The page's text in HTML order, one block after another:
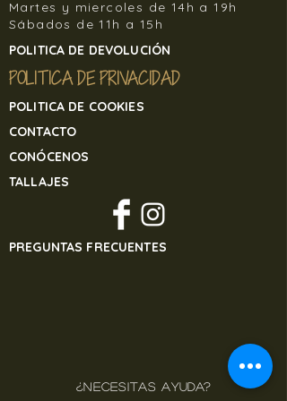
sin contactar previamente con
nosotros, de lo contrario, Banjul Sisters
no se hará responsable de la
mercancía recibida, si el cliente la
devuelve por sus propios medios, y sin
previo aviso.
nuestra tienda online contacte
enbanjulsisters@gmail.com
Martes y miercoles de 14h a 19h
Sábados de 11h a 15h
POLITICA DE DEVOLUCIÓN
POLITICA DE PRIVACIDAD
POLITICA DE COOKIES
CONTACTO
CONÓCENOS
TALLAJES
PREGUNTAS FRECUENTES
¿NECESITAS AYUDA?